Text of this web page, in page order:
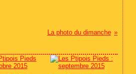
La photo du dimanche